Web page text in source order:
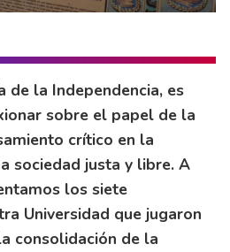
de la Independencia, es
sobre el papel de la
crítico en la
sociedad justa y libre. A
los siete
Universidad que jugaron
consolidación de la